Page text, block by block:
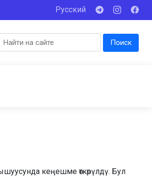
Русский
Поиск
кеңешме өткөрүлдү. Бул